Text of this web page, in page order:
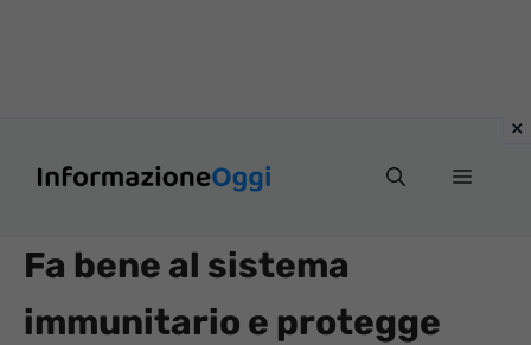
Menu
Fa bene al sistema
immunitario e protegge